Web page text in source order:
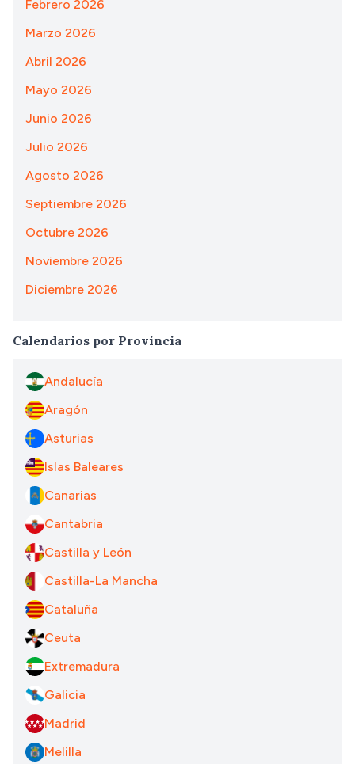
Febrero 2026
Marzo 2026
Abril 2026
Mayo 2026
Junio 2026
Julio 2026
Agosto 2026
Septiembre 2026
Octubre 2026
Noviembre 2026
Diciembre 2026
Calendarios por Provincia
Andalucía
Aragón
Asturias
Islas Baleares
Canarias
Cantabria
Castilla y León
Castilla-La Mancha
Cataluña
Ceuta
Extremadura
Galicia
Madrid
Melilla